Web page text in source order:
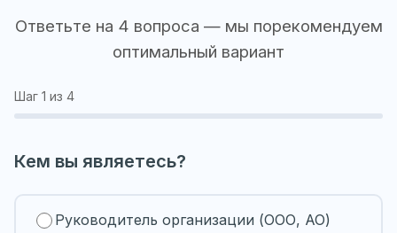
Ответьте на 4 вопроса — мы порекомендуем
оптимальный вариант
Шаг 1 из 4
Кем вы являетесь?
Руководитель организации (ООО, АО)